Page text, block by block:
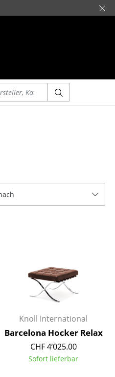
eingeben
Tabletts
Vorhänge
... alle Accessoires
Knoll International
Barcelona Hocker Relax
CHF 4’025.00
Sofort lieferbar